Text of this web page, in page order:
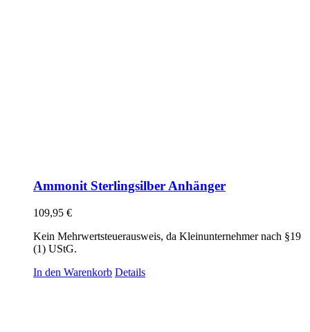
Ammonit Sterlingsilber Anhänger
109,95 €
Kein Mehrwertsteuerausweis, da Kleinunternehmer nach §19
(1) UStG.
In den Warenkorb Details